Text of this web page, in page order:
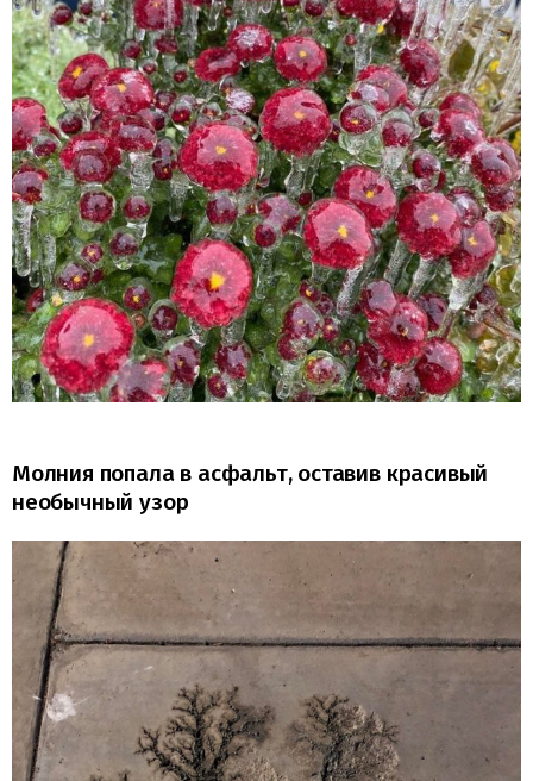
Молния попала в асфальт, оставив красивый
необычный узор